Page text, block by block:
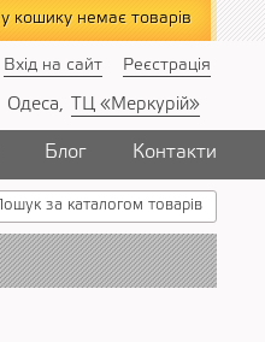
у кошику немає товарів
Вхід на сайт Реєстрація
Одеса, ТЦ «Меркурій»
Блог Контакти